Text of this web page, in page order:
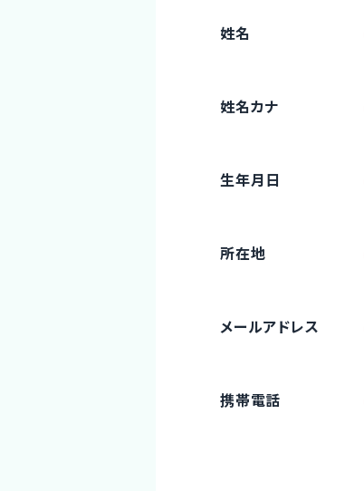
姓名
姓名カナ
生年月日
所在地
メールアドレス
携帯電話